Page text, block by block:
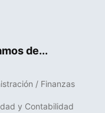
de...
/ Finanzas
y Contabilidad